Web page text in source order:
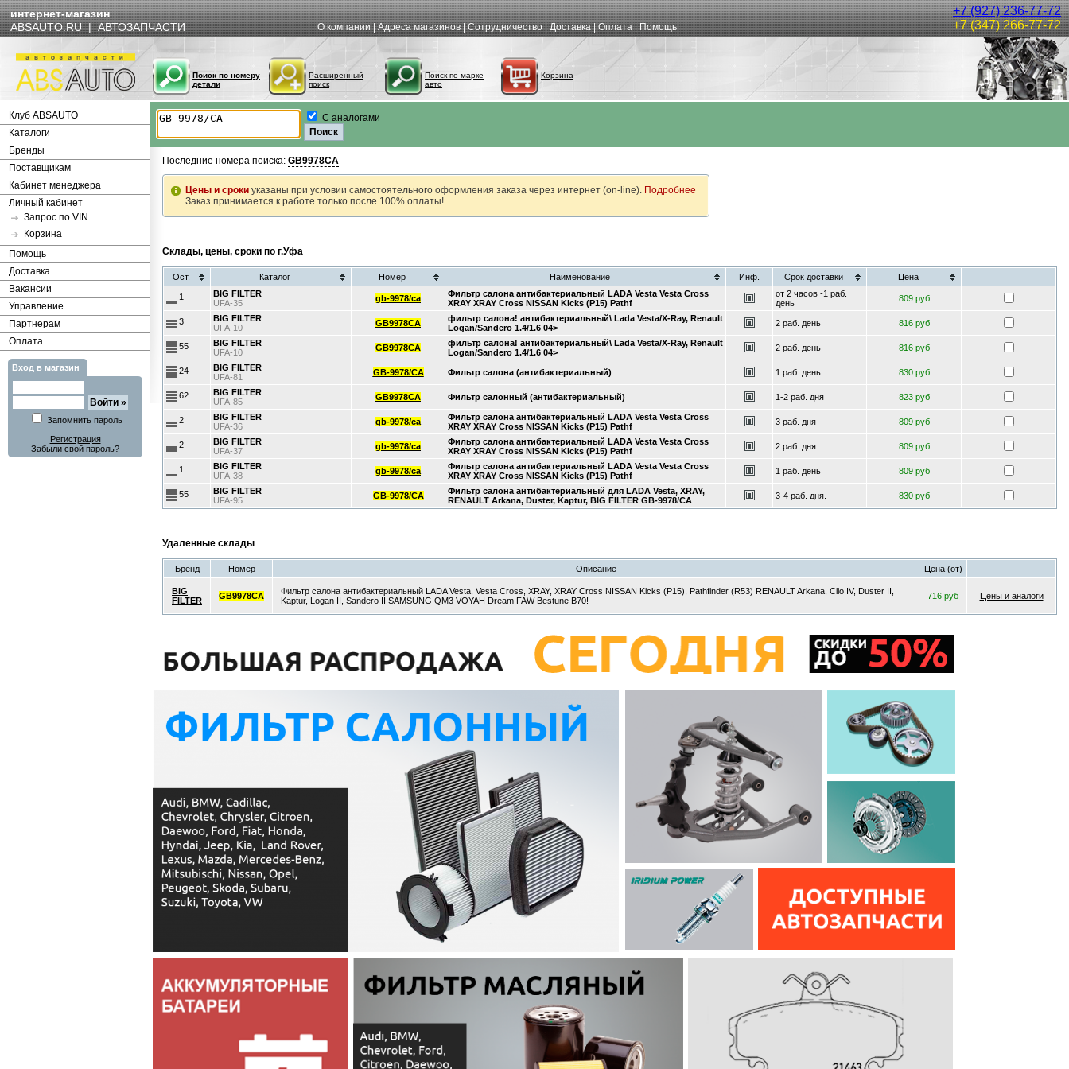
интернет-магазин
ABSAUTO.RU | АВТОЗАПЧАСТИ
О компании|Адреса магазинов|Сотрудничество|Доставка|Оплата|Помощь
+7 (927) 236-77-72
+7 (347) 266-77-72
Поиск по номеру
детали
Расширенный
поиск
Поиск по марке
авто
Корзина
Клуб ABSAUTO
Каталоги
Бренды
Поставщикам
Кабинет менеджера
Личный кабинет
Запрос по VIN
Корзина
Помощь
Доставка
Вакансии
Управление
Партнерам
Оплата
Вход в магазин
Запомнить пароль
Регистрация
Забыли свой пароль?
С аналогами
Последние номера поиска: GB9978CA
Цены и срокиуказаны при условии самостоятельного оформления заказа через интернет (on-line). Подробнее
Заказ принимается к работе только после 100% оплаты!
Склады, цены, сроки по г.Уфа
Ост. Каталог Номер Наименование Инф. Срок доставки Цена
1
BIG FILTER
UFA-35
gb-9978/ca
Фильтр салона антибактериальный LADA Vesta Vesta Cross
XRAY XRAY Cross NISSAN Kicks (P15) Pathf
от 2 часов -1 раб.
день
809 руб
3
BIG FILTER
UFA-10
GB9978CA
фильтр салона! антибактериальный\ Lada Vesta/X-Ray, Renault
Logan/Sandero 1.4/1.6 04>
2 раб. день 816 руб
55
BIG FILTER
UFA-10
GB9978CA
фильтр салона! антибактериальный\ Lada Vesta/X-Ray, Renault
Logan/Sandero 1.4/1.6 04>
2 раб. день 816 руб
24
BIG FILTER
UFA-81
GB-9978/CA Фильтр салона (антибактериальный) 1 раб. день 830 руб
62
BIG FILTER
UFA-85
GB9978CA Фильтр салонный (антибактериальный) 1-2 раб. дня 823 руб
2
BIG FILTER
UFA-36
gb-9978/ca
Фильтр салона антибактериальный LADA Vesta Vesta Cross
XRAY XRAY Cross NISSAN Kicks (P15) Pathf
3 раб. дня 809 руб
2
BIG FILTER
UFA-37
gb-9978/ca
Фильтр салона антибактериальный LADA Vesta Vesta Cross
XRAY XRAY Cross NISSAN Kicks (P15) Pathf
2 раб. дня 809 руб
1
BIG FILTER
UFA-38
gb-9978/ca
Фильтр салона антибактериальный LADA Vesta Vesta Cross
XRAY XRAY Cross NISSAN Kicks (P15) Pathf
1 раб. день 809 руб
55
BIG FILTER
UFA-95
GB-9978/CA
Фильтр салона антибактериальный для LADA Vesta, XRAY,
RENAULT Arkana, Duster, Kaptur, BIG FILTER GB-9978/CA
3-4 раб. дня. 830 руб
Удаленные склады
Бренд Номер Описание Цена (от)
BIG
FILTER
GB9978CA
Фильтр салона антибактериальный LADA Vesta, Vesta Cross, XRAY, XRAY Cross NISSAN Kicks (P15), Pathfinder (R53) RENAULT Arkana, Clio IV, Duster II,
Kaptur, Logan II, Sandero II SAMSUNG QM3 VOYAH Dream FAW Bestune B70!
716 руб Цены и аналоги